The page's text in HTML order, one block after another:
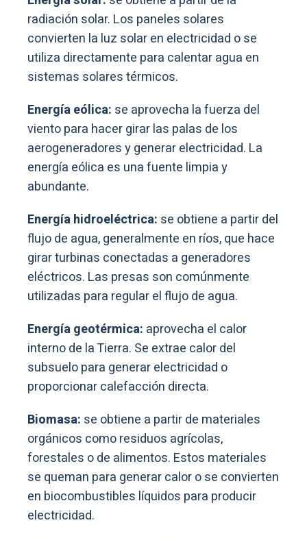
radiación solar. Los paneles solares
convierten la luz solar en electricidad o se
utiliza directamente para calentar agua en
sistemas solares térmicos.
Energía eólica: se aprovecha la fuerza del
viento para hacer girar las palas de los
aerogeneradores y generar electricidad. La
energía eólica es una fuente limpia y
abundante.
Energía hidroeléctrica: se obtiene a partir del
flujo de agua, generalmente en ríos, que hace
girar turbinas conectadas a generadores
eléctricos. Las presas son comúnmente
utilizadas para regular el flujo de agua.
Energía geotérmica: aprovecha el calor
interno de la Tierra. Se extrae calor del
subsuelo para generar electricidad o
proporcionar calefacción directa.
Biomasa: se obtiene a partir de materiales
orgánicos como residuos agrícolas,
forestales o de alimentos. Estos materiales
se queman para generar calor o se convierten
en biocombustibles líquidos para producir
electricidad.